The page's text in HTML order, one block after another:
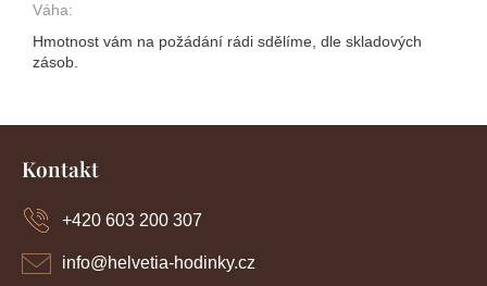
Váha:
Hmotnost vám na požádání rádi sdělíme, dle skladových
zásob.
Kontakt
info@helvetia-hodinky.cz
+420 603 200 307